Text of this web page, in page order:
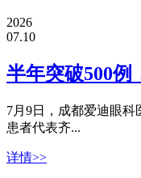
2026
07.10
半年突破500
7月9日，成都爱迪眼
患者代表齐...
详情>>